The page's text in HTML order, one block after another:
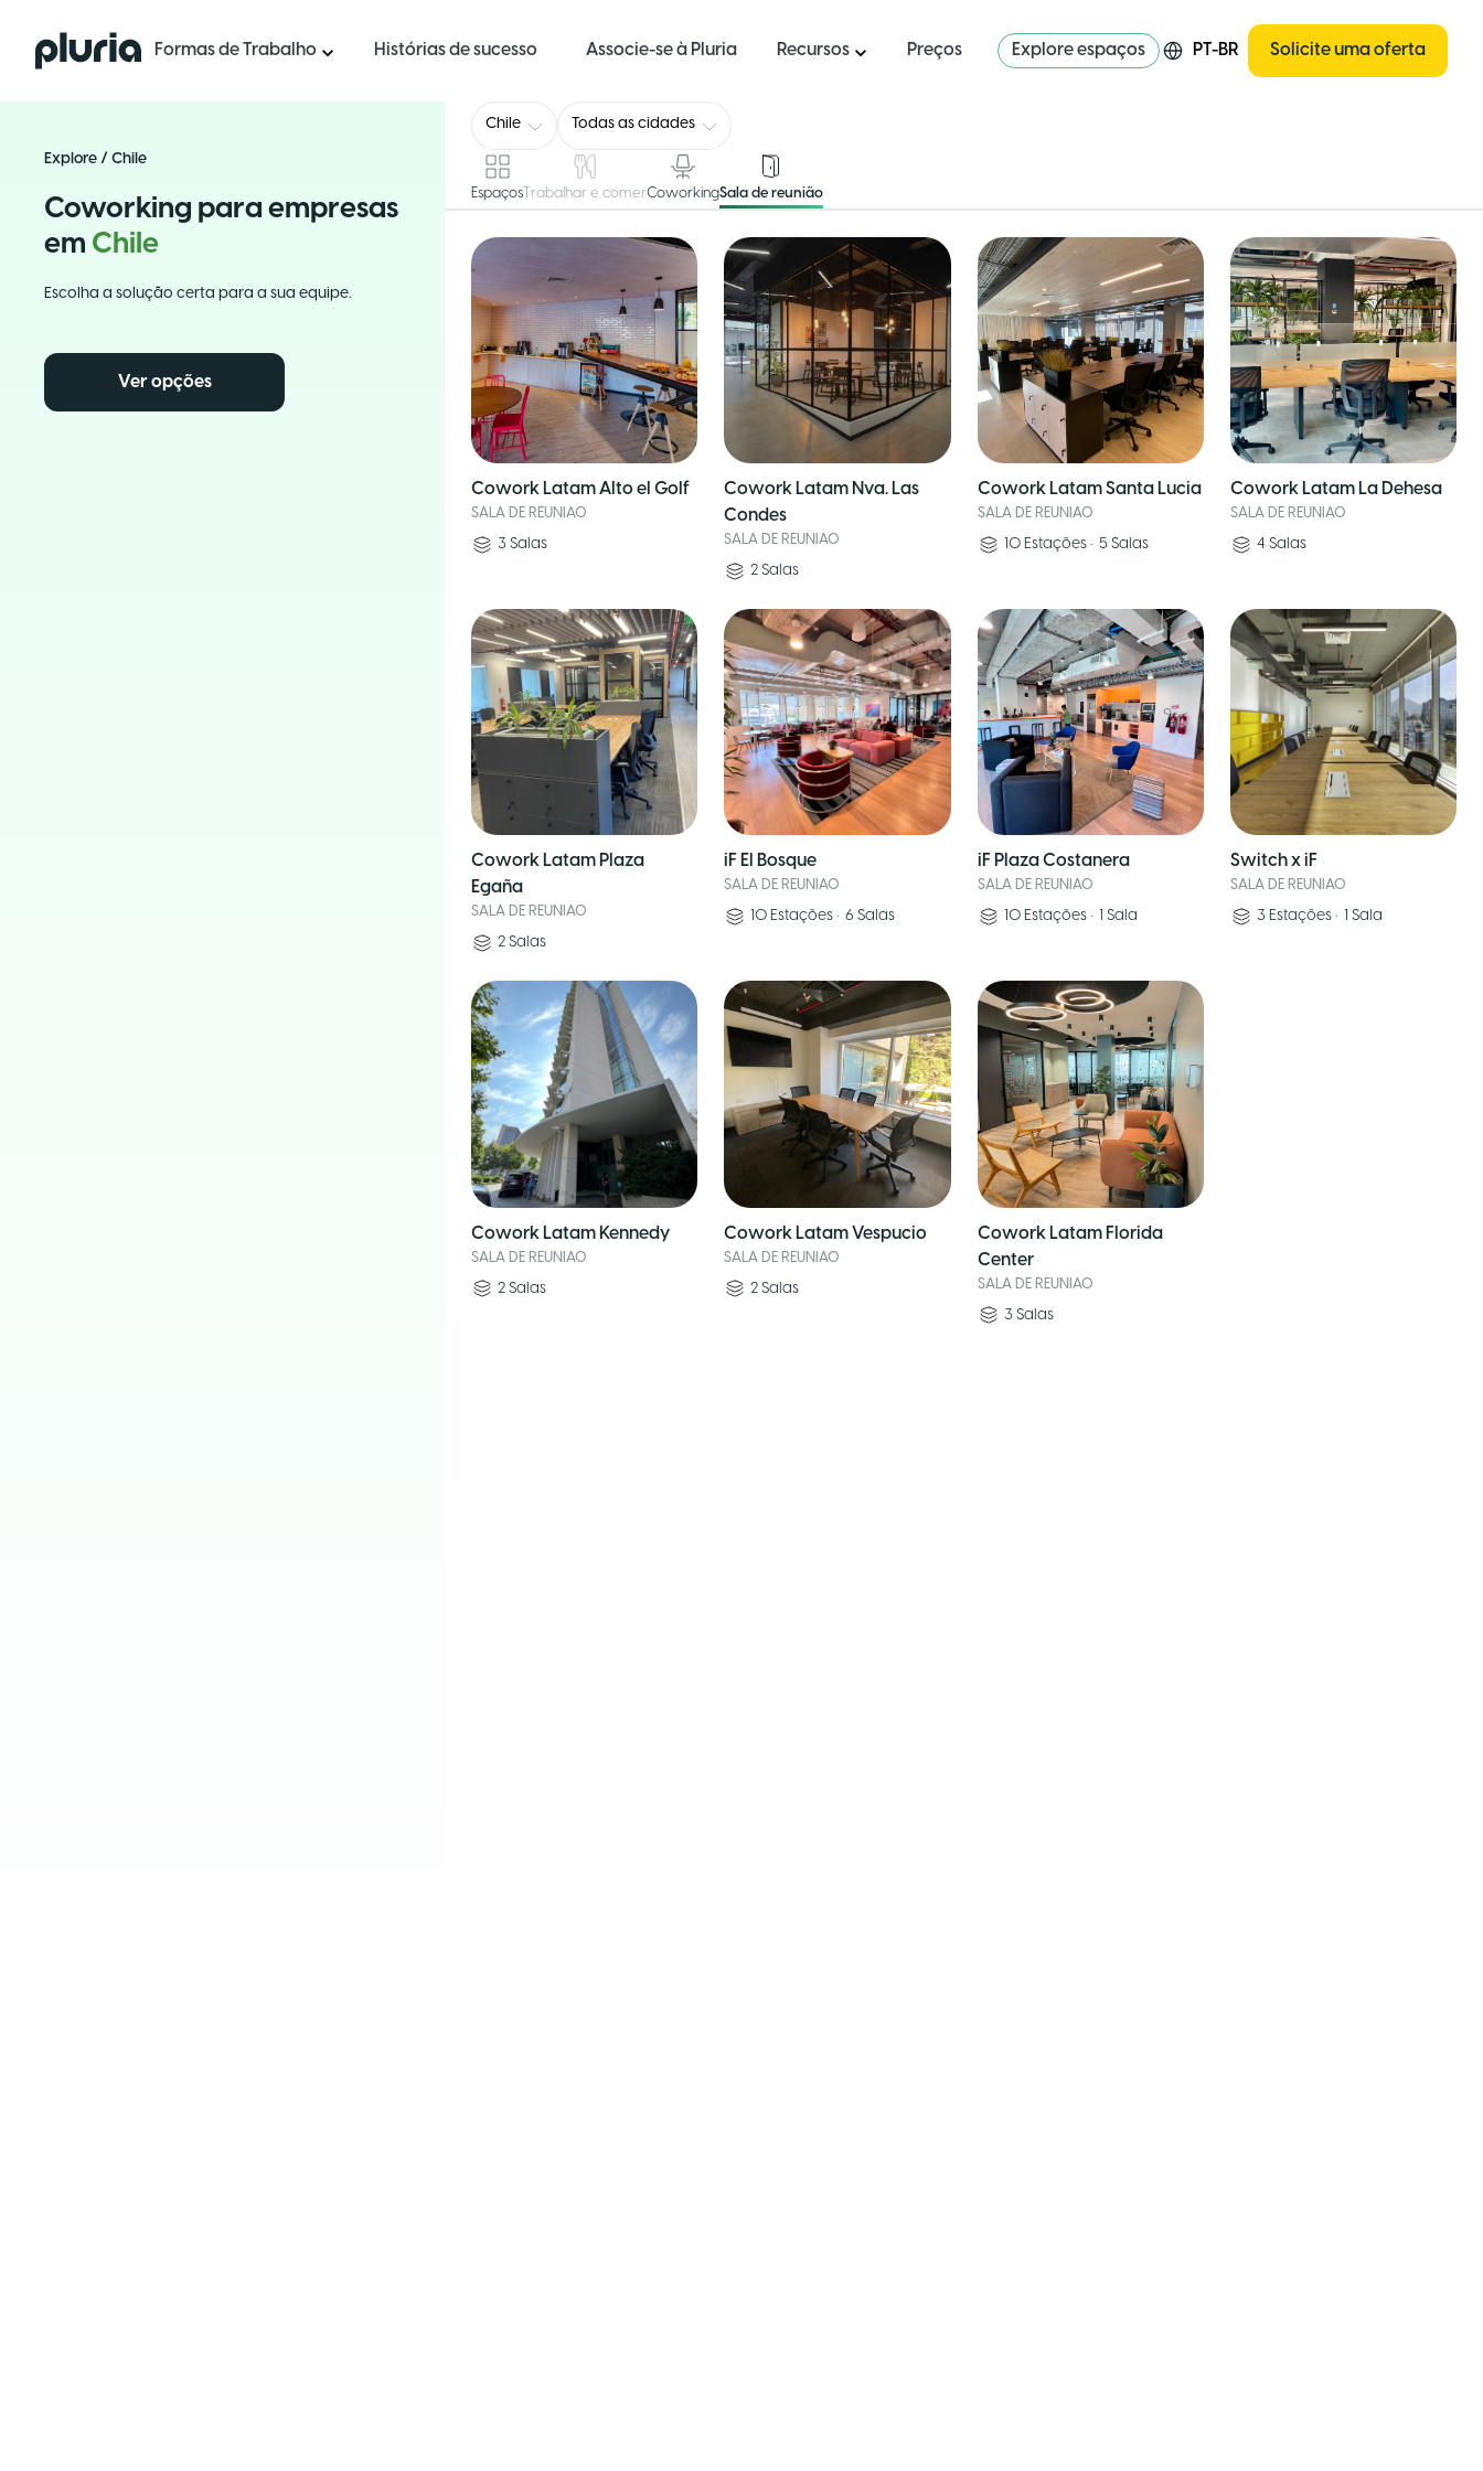
Logo Pluria Formas de Trabalho Histórias de sucesso Associe-se à Pluria Recursos Preços Explore espaços PT-BR Solicite uma oferta
Explore / Chile
Coworking para empresas
em Chile
Escolha a solução certa para a sua equipe.
Ver opções
Chile Todas as cidades
Espaços Trabalhar e comerCoworkingSala de reunião
Cowork Latam Alto el Golf
SALA DE REUNIAO
3 Salas
Cowork Latam Nva. Las
Condes
SALA DE REUNIAO
2 Salas
Cowork Latam Santa Lucia
SALA DE REUNIAO
10 Estações• 5 Salas
Cowork Latam La Dehesa
SALA DE REUNIAO
4 Salas
Cowork Latam Plaza
Egaña
SALA DE REUNIAO
2 Salas
iF El Bosque
SALA DE REUNIAO
10 Estações •6 Salas
iF Plaza Costanera
SALA DE REUNIAO
10 Estações• 1 Sala
Switch x iF
SALA DE REUNIAO
3 Estações• 1 Sala
Cowork Latam Kennedy
SALA DE REUNIAO
2 Salas
Cowork Latam Vespucio
SALA DE REUNIAO
2 Salas
Cowork Latam Florida
Center
SALA DE REUNIAO
3 Salas